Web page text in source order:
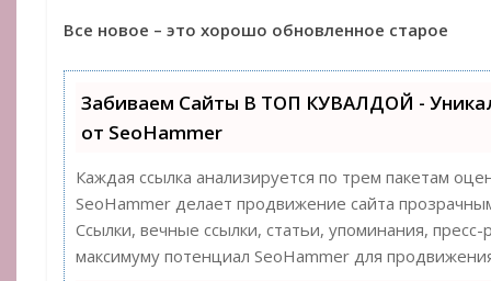
Все новое – это хорошо обновленное старое
Забиваем Сайты В ТОП КУВАЛДОЙ -
от SeoHammer
Каждая ссылка анализируется по трем пакетам
SeoHammer делает продвижение сайта
Ссылки, вечные ссылки, статьи, упоминания,
максимуму потенциал SeoHammer для